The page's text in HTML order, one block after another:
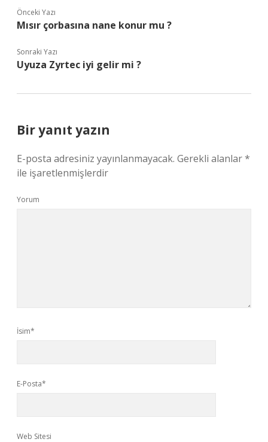
Önceki Yazı
Mısır çorbasına nane konur mu ?
Sonraki Yazı
Uyuza Zyrtec iyi gelir mi ?
Bir yanıt yazın
E-posta adresiniz yayınlanmayacak. Gerekli alanlar*
ile işaretlenmişlerdir
Yorum
İsim*
E-Posta*
Web Sitesi